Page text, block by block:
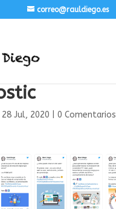
correo@rauldiego.es
28 Jul, 2020 0 Comentarios